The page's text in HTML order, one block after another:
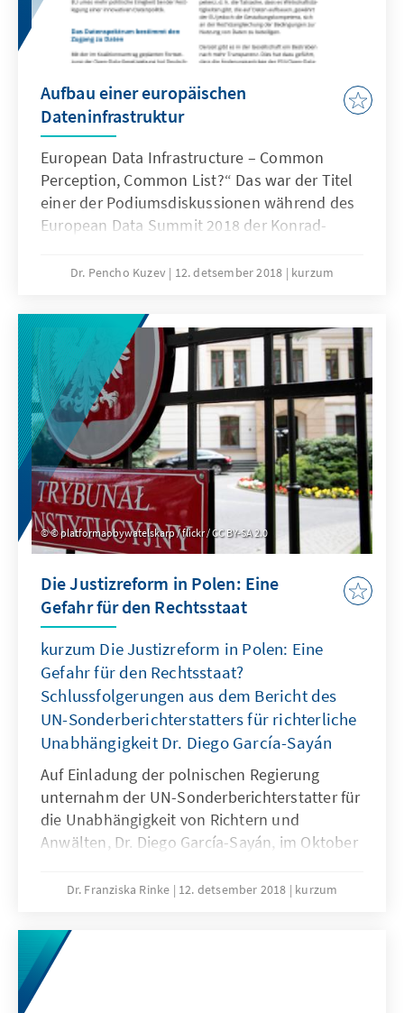
NATO beleuchtet.
Aufbau einer europäischen
Dateninfrastruktur
European Data Infrastructure – Common
Perception, Common List?“ Das war der Titel
einer der Podiumsdiskussionen während des
European Data Summit 2018 der Konrad-
veröffentlichen wir zeitgleich mit der
Richtlinie. Durch Steuermittel finanzierte
Daten haben oft einen infrastrukturellen
Charakter. Der freie Zugang zu dieser
Ressource stärkt die Wettbewerbsfähigkeit
Europas. Die Aufnahme von offenen Daten in
den Titel der Richtlinie (einer unserer
Empfehlungen) spiegelt eine strategische
politische Zielsetzung wider, öffentlich
finanzierte Daten konsequent der ganzen
Gesellschaft zugänglich zu machen.
Dr. Pencho Kuzev 12. detsember 2018 kurzum
© platformaobywatelskarp / flickr / CC BY-SA 2.0
Die Justizreform in Polen: Eine
Gefahr für den Rechtsstaat
kurzum Die Justizreform in Polen: Eine
Gefahr für den Rechtsstaat?
Schlussfolgerungen aus dem Bericht des
UN-Sonderberichterstatters für richterliche
Unabhängigkeit Dr. Diego García-Sayán
Auf Einladung der polnischen Regierung
unternahm der UN-Sonderberichterstatter für
die Unabhängigkeit von Richtern und
Anwälten, Dr. Diego García-Sayán, im Oktober
von der polnischen Justizreform zu machen.
kommt zu dem Ergebnis, dass durch die
Justizreform die Unabhängigkeit der Justiz
und die Gewaltenteilung in Polen gefährdet
Dr. Franziska Rinke 12. detsember 2018 kurzum